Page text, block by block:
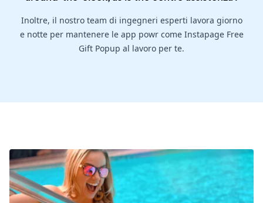
Inoltre, il nostro team di ingegneri esperti lavora giorno
e notte per mantenere le app powr come Instapage Free
Gift Popup al lavoro per te.